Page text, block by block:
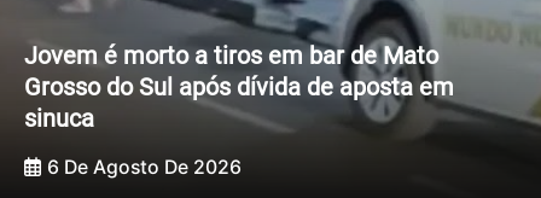
Jovem é morto a tiros em bar de Mato
Grosso do Sul após dívida de aposta em
sinuca
6 De Agosto De 2026